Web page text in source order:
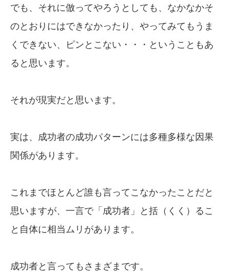
でも、それに倣ってやろうとしても、なかなかそ
のとおりにはできなかったり、やってみてもうま
くできない、ピンとこない・・・ということもあ
ると思います。
それが現実だと思います。
実は、成功者の成功パターンには多種多様な因果
関係があります。
これまでほとんど誰も言ってこなかったことだと
思いますが、一言で「成功者」と括（くく）るこ
と自体に相当ムリがあります。
成功者と言ってもさまざまです。